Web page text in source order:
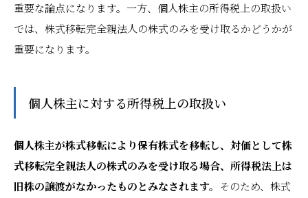
重要な論点になります。一方、個人株主の所得税上の取扱い
では、株式移転完全親法人の株式のみを受け取るかどうかが
重要になります。
個人株主に対する所得税上の取扱い
個人株主が株式移転により保有株式を移転し、対価として株
式移転完全親法人の株式のみを受け取る場合、所得税法上は
旧株の譲渡がなかったものとみなされます。 そのため、株式